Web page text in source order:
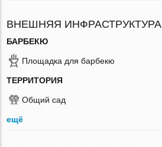
ВНЕШНЯЯ ИНФРАСТРУКТУРА
БАРБЕКЮ
Площадка для барбекю
ТЕРРИТОРИЯ
Общий сад
ещё